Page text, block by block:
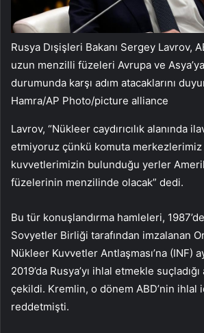
Rusya Dışişleri Bakanı Sergey Lavrov,
uzun menzilli füzeleri Avrupa ve
durumunda karşı adım atacaklarını
Hamra/AP Photo/picture alliance
Lavrov, “Nükleer caydırıcılık alanında
etmiyoruz çünkü komuta
kuvvetlerimizin bulunduğu yerler
füzelerinin menzilinde olacak” dedi.
Bu tür konuşlandırma hamleleri,
Sovyetler Birliği tarafından imzalanan
Nükleer Kuvvetler Antlaşması’na (INF)
2019’da Rusya’yı ihlal etmekle
çekildi. Kremlin, o dönem ABD’nin ihlal
reddetmişti.